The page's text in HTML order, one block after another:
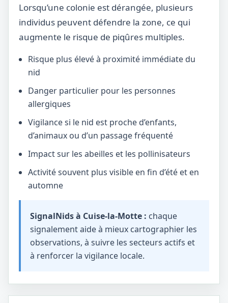
Lorsqu’une colonie est dérangée, plusieurs
individus peuvent défendre la zone, ce qui
augmente le risque de piqûres multiples.
Risque plus élevé à proximité immédiate du
nid
Danger particulier pour les personnes
allergiques
Vigilance si le nid est proche d’enfants,
d’animaux ou d’un passage fréquenté
Impact sur les abeilles et les pollinisateurs
Activité souvent plus visible en fin d’été et en
automne
SignalNids à Cuise-la-Motte : chaque
signalement aide à mieux cartographier les
observations, à suivre les secteurs actifs et
à renforcer la vigilance locale.